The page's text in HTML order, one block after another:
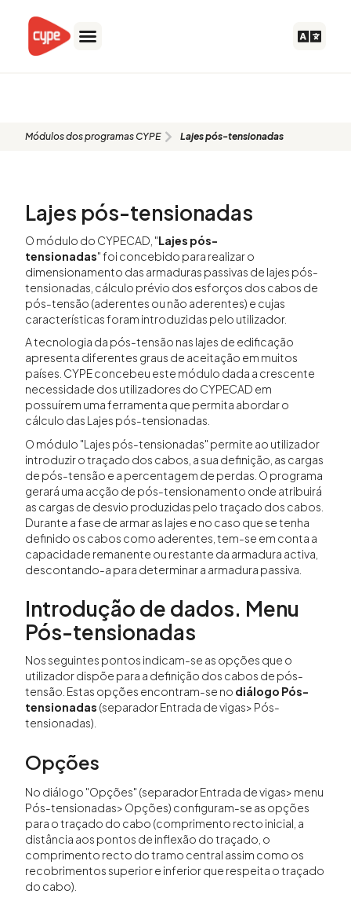
conteúdo
Módulos dos programas CYPE Lajes pós-tensionadas
Lajes pós-tensionadas
O módulo do CYPECAD, "Lajes pós-
tensionadas" foi concebido para realizar o
dimensionamento das armaduras passivas de lajes pós-
tensionadas, cálculo prévio dos esforços dos cabos de
pós-tensão (aderentes ou não aderentes) e cujas
características foram introduzidas pelo utilizador.
A tecnologia da pós-tensão nas lajes de edificação
apresenta diferentes graus de aceitação em muitos
países. CYPE concebeu este módulo dada a crescente
necessidade dos utilizadores do CYPECAD em
possuírem uma ferramenta que permita abordar o
cálculo das Lajes pós-tensionadas.
O módulo "Lajes pós-tensionadas" permite ao utilizador
introduzir o traçado dos cabos, a sua definição, as cargas
de pós-tensão e a percentagem de perdas. O programa
gerará uma acção de pós-tensionamento onde atribuirá
as cargas de desvio produzidas pelo traçado dos cabos.
Durante a fase de armar as lajes e no caso que se tenha
definido os cabos como aderentes, tem-se em conta a
capacidade remanente ou restante da armadura activa,
descontando-a para determinar a armadura passiva.
Introdução de dados. Menu
Pós-tensionadas
Nos seguintes pontos indicam-se as opções que o
utilizador dispõe para a definição dos cabos de pós-
tensão. Estas opções encontram-se no diálogo Pós-
tensionadas (separador Entrada de vigas> Pós-
tensionadas).
Opções
No diálogo "Opções" (separador Entrada de vigas> menu
Pós-tensionadas> Opções) configuram-se as opções
para o traçado do cabo (comprimento recto inicial, a
distância aos pontos de inflexão do traçado, o
comprimento recto do tramo central assim como os
recobrimentos superior e inferior que respeita o traçado
do cabo).